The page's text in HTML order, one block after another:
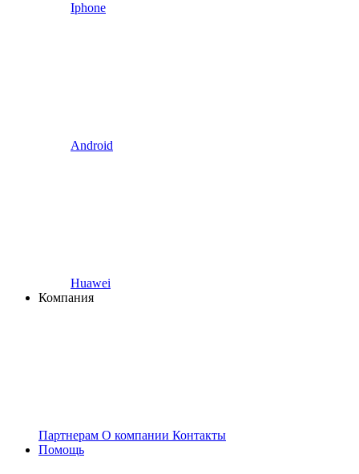
Iphone
Android
Huawei
Компания
Партнерам О компании Контакты
Помощь